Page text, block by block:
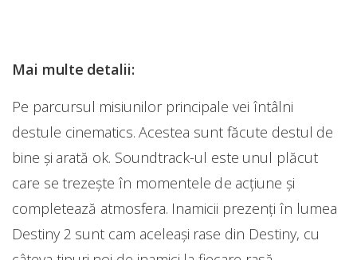
Mai multe detalii:
Pe parcursul misiunilor principale vei întâlni
destule cinematics. Acestea sunt făcute destul de
bine și arată ok. Soundtrack-ul este unul plăcut
care se trezește în momentele de acțiune și
completează atmosfera. Inamicii prezenți în lumea
Destiny 2 sunt cam aceleași rase din Destiny, cu